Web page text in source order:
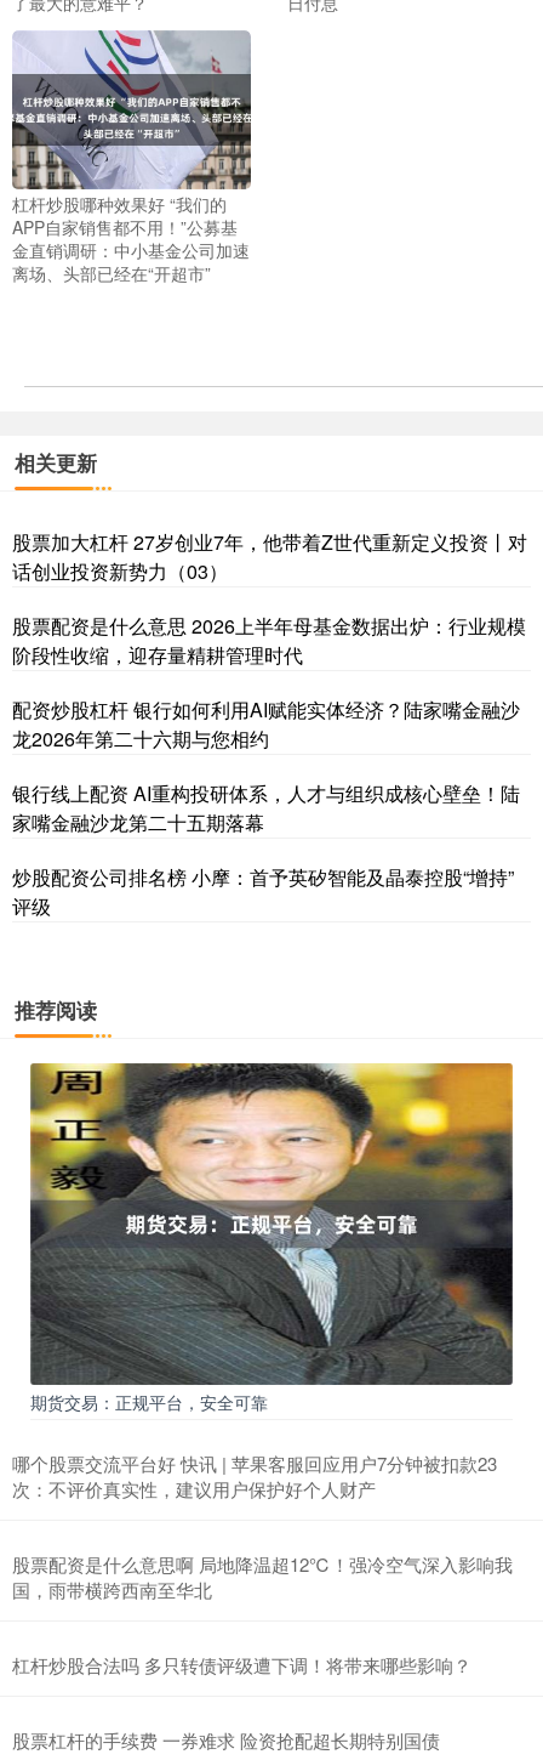
杠杆炒股哪种效果好 “我们的
APP自家销售都不用！”公募基
金直销调研：中小基金公司加速
离场、头部已经在“开超市”
相关更新
股票加大杠杆 27岁创业7年，他带着Z世代重新定义投资丨对
话创业投资新势力（03）
股票配资是什么意思 2026上半年母基金数据出炉：行业规模
阶段性收缩，迎存量精耕管理时代
配资炒股杠杆 银行如何利用AI赋能实体经济？陆家嘴金融沙
龙2026年第二十六期与您相约
银行线上配资 AI重构投研体系，人才与组织成核心壁垒！陆
家嘴金融沙龙第二十五期落幕
炒股配资公司排名榜 小摩：首予英矽智能及晶泰控股“增持”
评级
推荐阅读
期货交易：正规平台，安全可靠
哪个股票交流平台好 快讯 | 苹果客服回应用户7分钟被扣款23
次：不评价真实性，建议用户保护好个人财产
股票配资是什么意思啊 局地降温超12℃！强冷空气深入影响我
国，雨带横跨西南至华北
杠杆炒股合法吗 多只转债评级遭下调！将带来哪些影响？
股票杠杆的手续费 一券难求 险资抢配超长期特别国债